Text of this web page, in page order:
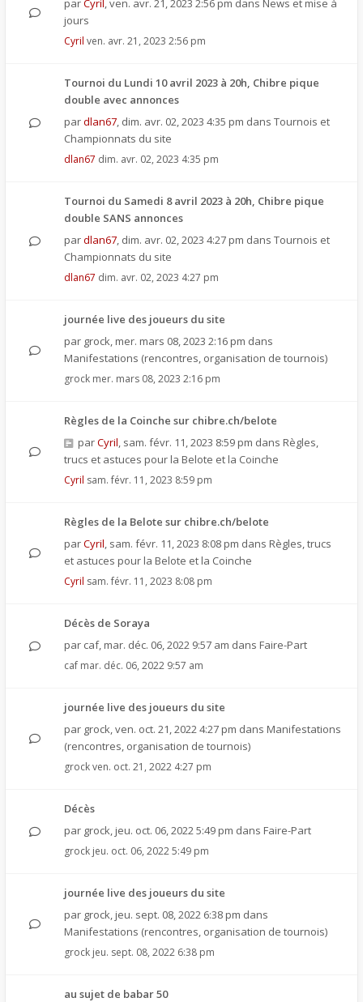
parCyril ,ven. avr. 21, 2023 2:56 pm dans News et mise à
jours
Cyril ven. avr. 21, 2023 2:56 pm
Tournoi du Lundi 10 avril 2023 à 20h, Chibre pique
double avec annonces
pardlan67, dim. avr. 02, 2023 4:35 pm dans Tournois et
Championnats du site
dlan67 dim. avr. 02, 2023 4:35 pm
Tournoi du Samedi 8 avril 2023 à 20h, Chibre pique
double SANS annonces
pardlan67, dim. avr. 02, 2023 4:27 pm dans Tournois et
Championnats du site
dlan67 dim. avr. 02, 2023 4:27 pm
journée live des joueurs du site
par grock, mer. mars 08, 2023 2:16 pm dans
Manifestations (rencontres, organisation de tournois)
grock mer. mars 08, 2023 2:16 pm
Règles de la Coinche sur chibre.ch/belote
parCyril, sam. févr. 11, 2023 8:59 pm dans Règles,
trucs et astuces pour la Belote et la Coinche
Cyril sam. févr. 11, 2023 8:59 pm
Règles de la Belote sur chibre.ch/belote
parCyril, sam. févr. 11, 2023 8:08 pm dans Règles, trucs
et astuces pour la Belote et la Coinche
Cyril sam. févr. 11, 2023 8:08 pm
Décès de Soraya
par caf, mar. déc. 06, 2022 9:57 am dans Faire-Part
caf mar. déc. 06, 2022 9:57 am
journée live des joueurs du site
par grock,ven. oct. 21, 2022 4:27 pm dans Manifestations
(rencontres, organisation de tournois)
grockven. oct. 21, 2022 4:27 pm
Décès
par grock, jeu. oct. 06, 2022 5:49 pm dans Faire-Part
grock jeu. oct. 06, 2022 5:49 pm
journée live des joueurs du site
par grock, jeu. sept. 08, 2022 6:38 pm dans
Manifestations (rencontres, organisation de tournois)
grock jeu. sept. 08, 2022 6:38 pm
au sujet de babar 50